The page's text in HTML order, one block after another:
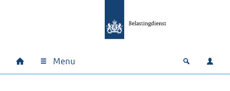
Hoofdnavigatie
Home Menu Open